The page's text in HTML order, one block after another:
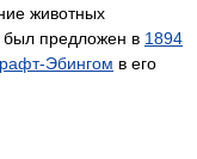
животных
был предложен в 1894
Эбингом в его